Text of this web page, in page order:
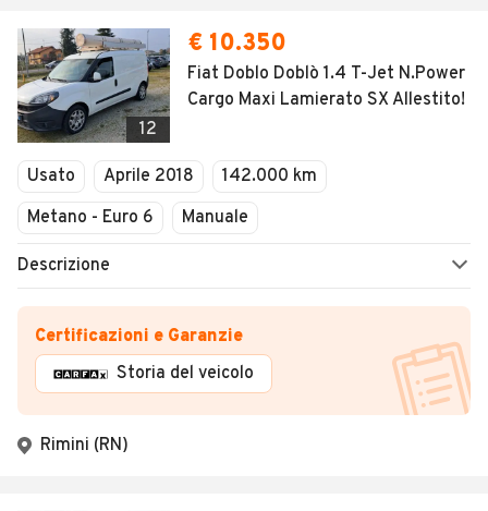
12
€ 10.350
Fiat Doblo Doblò 1.4 T-Jet N.Power
Cargo Maxi Lamierato SX Allestito!
Usato Aprile 2018
142.000 km
Metano - Euro 6
Manuale
Descrizione
Certificazioni e Garanzie
Storia del veicolo
Rimini (RN)